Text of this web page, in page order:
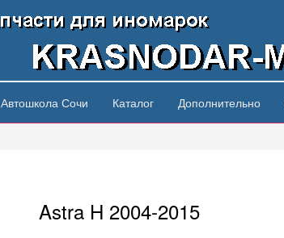
Автошкола Сочи Каталог Дополнительно
Astra H 2004-2015